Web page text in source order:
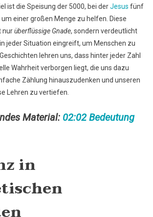
ist die Speisung der 5000, bei derJesus fünf
einer großen Menge zu helfen. Diese
nurüberflüssige Gnade, sondern verdeutlicht
jeder Situation eingreift, um Menschen zu
lehren uns, dass hinter jeder Zahl
Wahrheit verborgen liegt, die uns dazu
Zählung hinauszudenken und unseren
Lehren zu vertiefen.
Material: 02:02 Bedeutung
in